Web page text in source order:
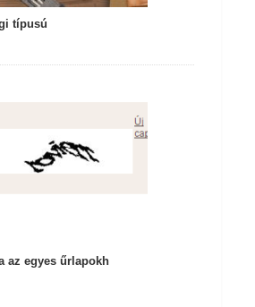
típusú
az egyes űrlapokh